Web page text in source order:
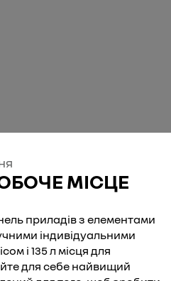
МІСЦЕ
приладів з елементами
індивідуальними
і 135 л місця для
для себе найвищий